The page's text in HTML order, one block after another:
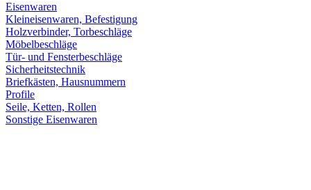
Eisenwaren
Kleineisenwaren, Befestigung
Holzverbinder, Torbeschläge
Möbelbeschläge
Tür- und Fensterbeschläge
Sicherheitstechnik
Briefkästen, Hausnummern
Profile
Seile, Ketten, Rollen
Sonstige Eisenwaren